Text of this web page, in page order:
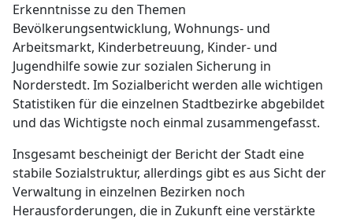
Erkenntnisse zu den Themen
Bevölkerungsentwicklung, Wohnungs- und
Arbeitsmarkt, Kinderbetreuung, Kinder- und
Jugendhilfe sowie zur sozialen Sicherung in
Norderstedt. Im Sozialbericht werden alle wichtigen
Statistiken für die einzelnen Stadtbezirke abgebildet
und das Wichtigste noch einmal zusammengefasst.
Insgesamt bescheinigt der Bericht der Stadt eine
stabile Sozialstruktur, allerdings gibt es aus Sicht der
Verwaltung in einzelnen Bezirken noch
Herausforderungen, die in Zukunft eine verstärkte